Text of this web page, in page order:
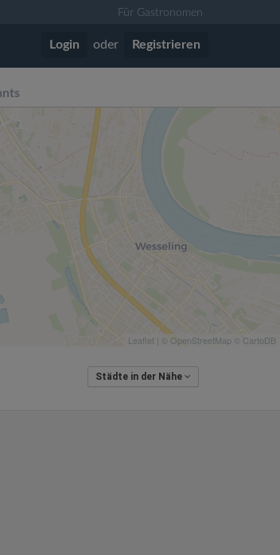
Für Gastronomen
Login oder Registrieren
Leaflet | © OpenStreetMap © CartoDB
Städte in der Nähe